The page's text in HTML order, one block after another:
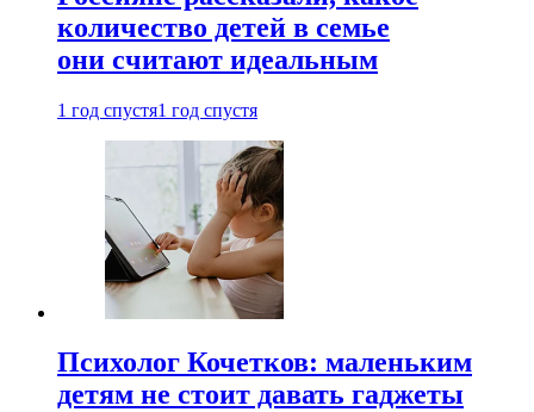
количество детей в семье
они считают идеальным
1 год спустя1 год спустя
Психолог Кочетков: маленьким
детям не стоит давать гаджеты